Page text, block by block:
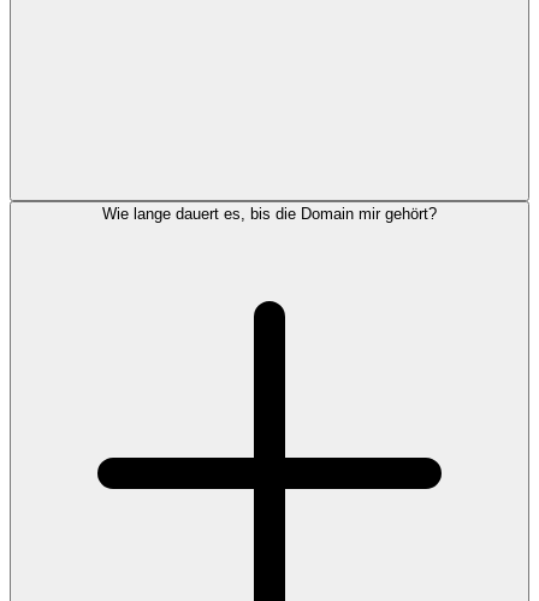
Wie lange dauert es, bis die Domain mir gehört?